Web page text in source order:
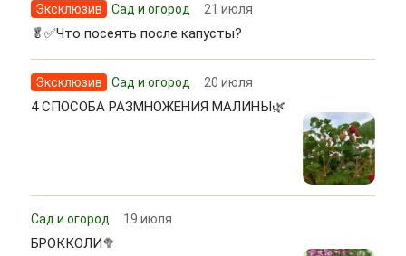
Эксклюзив Сад и огород 21 июля
🥬✅Что посеять после капусты?
Эксклюзив Сад и огород 20 июля
4 СПОСОБА РАЗМНОЖЕНИЯ МАЛИНЫ🌿
Сад и огород 19 июля
БРОККОЛИ🥦